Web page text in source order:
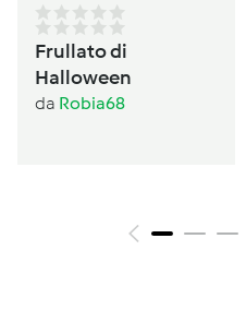
Frullato di
Halloween
da Robia68